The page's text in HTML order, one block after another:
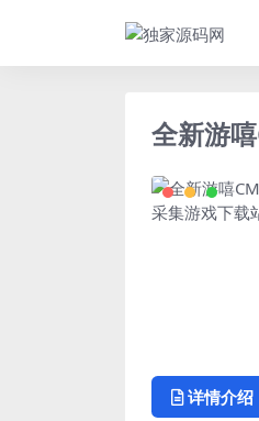
全新游
详情介绍